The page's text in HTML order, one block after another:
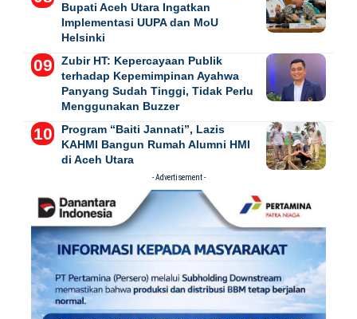
Bupati Aceh Utara Ingatkan
Implementasi UUPA dan MoU
Helsinki
Zubir HT: Kepercayaan Publik
terhadap Kepemimpinan Ayahwa
Panyang Sudah Tinggi, Tidak Perlu
Menggunakan Buzzer
Program “Baiti Jannati”, Lazis
KAHMI Bangun Rumah Alumni HMI
di Aceh Utara
- Advertisement -